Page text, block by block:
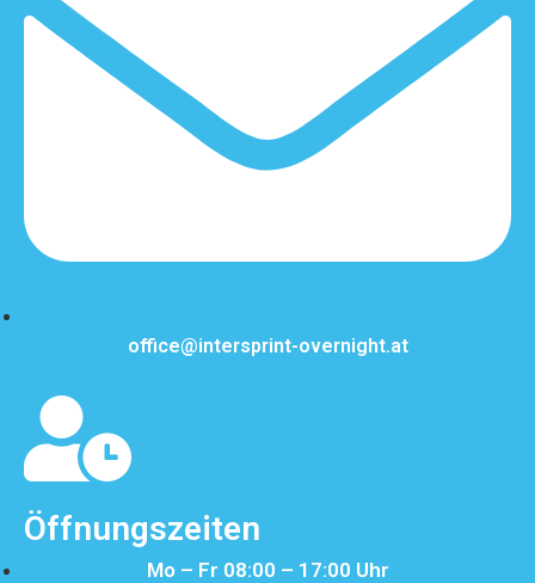
office@intersprint-overnight.at
Öffnungszeiten
Mo – Fr 08:00 – 17:00 Uhr